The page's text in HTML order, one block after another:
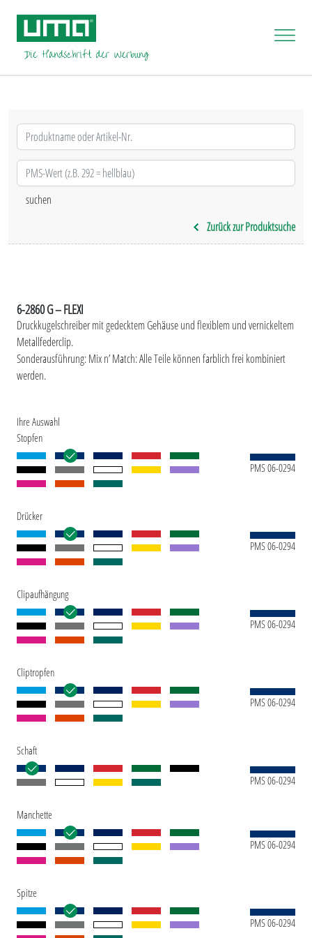
Zurück zur Produktsuche
6-2860 G – FLEXI
Druckkugelschreiber mit gedecktem Gehäuse und flexiblem und vernickeltem
Metallfederclip.
Sonderausführung: Mix n’ Match: Alle Teile können farblich frei kombiniert
werden.
Ihre Auswahl
Stopfen
PMS 06-0294
Drücker
PMS 06-0294
Clipaufhängung
PMS 06-0294
Cliptropfen
PMS 06-0294
Schaft
PMS 06-0294
Manchette
PMS 06-0294
Spitze
PMS 06-0294